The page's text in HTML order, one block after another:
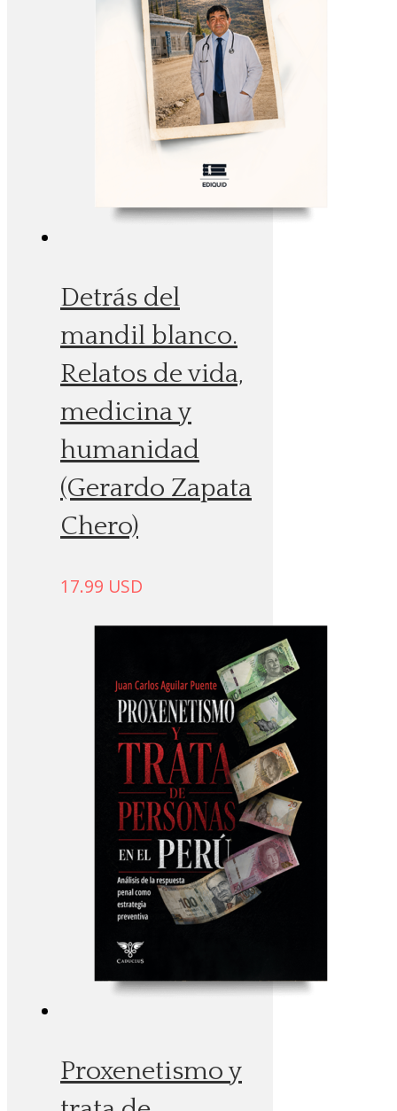
Detrás del
mandil blanco.
Relatos de vida,
medicina y
humanidad
(Gerardo Zapata
Chero)
17.99 USD
Proxenetismo y